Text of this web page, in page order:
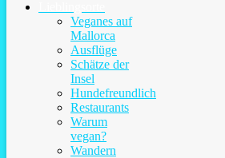
Veganes auf
Mallorca
Ausflüge
Schätze der
Insel
Hundefreundlich
Restaurants
Warum
vegan?
Wandern